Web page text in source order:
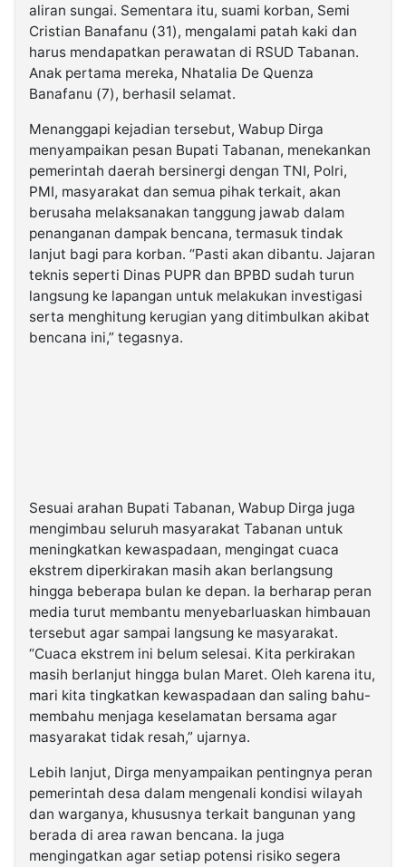
aliran sungai. Sementara itu, suami korban, Semi
Cristian Banafanu (31), mengalami patah kaki dan
harus mendapatkan perawatan di RSUD Tabanan.
Anak pertama mereka, Nhatalia De Quenza
Banafanu (7), berhasil selamat.
Menanggapi kejadian tersebut, Wabup Dirga
menyampaikan pesan Bupati Tabanan, menekankan
pemerintah daerah bersinergi dengan TNI, Polri,
PMI, masyarakat dan semua pihak terkait, akan
berusaha melaksanakan tanggung jawab dalam
penanganan dampak bencana, termasuk tindak
lanjut bagi para korban. “Pasti akan dibantu. Jajaran
teknis seperti Dinas PUPR dan BPBD sudah turun
langsung ke lapangan untuk melakukan investigasi
serta menghitung kerugian yang ditimbulkan akibat
bencana ini,” tegasnya.
Sesuai arahan Bupati Tabanan, Wabup Dirga juga
mengimbau seluruh masyarakat Tabanan untuk
meningkatkan kewaspadaan, mengingat cuaca
ekstrem diperkirakan masih akan berlangsung
hingga beberapa bulan ke depan. Ia berharap peran
media turut membantu menyebarluaskan himbauan
tersebut agar sampai langsung ke masyarakat.
“Cuaca ekstrem ini belum selesai. Kita perkirakan
masih berlanjut hingga bulan Maret. Oleh karena itu,
mari kita tingkatkan kewaspadaan dan saling bahu-
membahu menjaga keselamatan bersama agar
masyarakat tidak resah,” ujarnya.
Lebih lanjut, Dirga menyampaikan pentingnya peran
pemerintah desa dalam mengenali kondisi wilayah
dan warganya, khususnya terkait bangunan yang
berada di area rawan bencana. Ia juga
mengingatkan agar setiap potensi risiko segera